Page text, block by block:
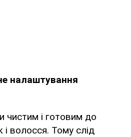
налаштування
чистим і готовим до
волосся. Тому слід